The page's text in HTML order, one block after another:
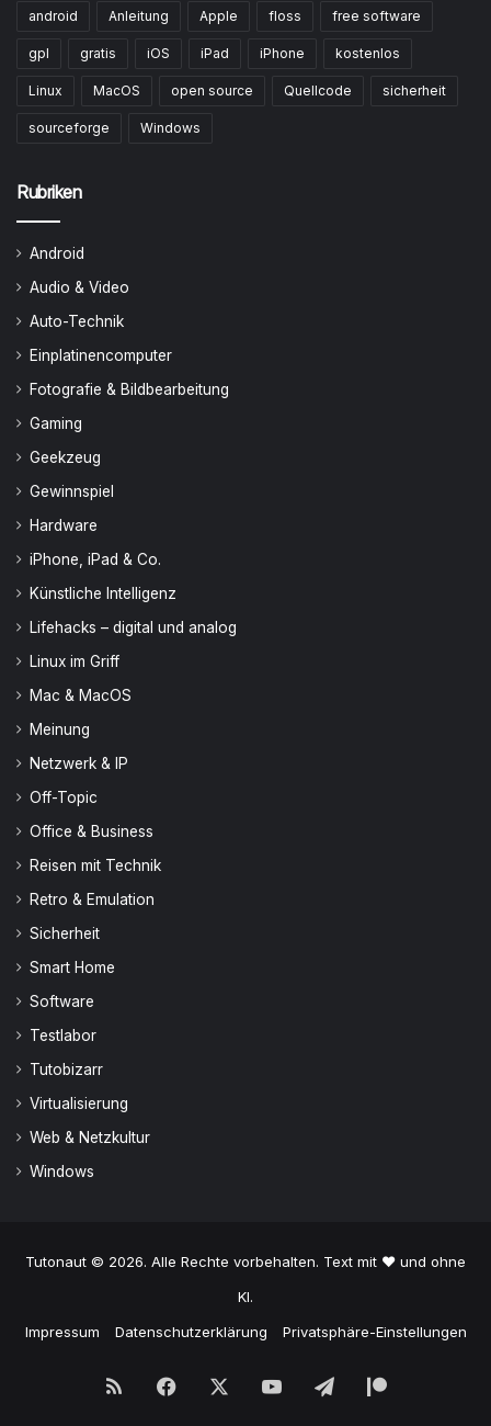
android Anleitung Apple floss free software
gpl gratis iOS iPad iPhone kostenlos
Linux MacOS open source Quellcode sicherheit
sourceforge Windows
Rubriken
Android
Audio & Video
Auto-Technik
Einplatinencomputer
Fotografie & Bildbearbeitung
Gaming
Geekzeug
Gewinnspiel
Hardware
iPhone, iPad & Co.
Künstliche Intelligenz
Lifehacks – digital und analog
Linux im Griff
Mac & MacOS
Meinung
Netzwerk & IP
Off-Topic
Office & Business
Reisen mit Technik
Retro & Emulation
Sicherheit
Smart Home
Software
Testlabor
Tutobizarr
Virtualisierung
Web & Netzkultur
Windows
Tutonaut © 2026. Alle Rechte vorbehalten. Text mit ♥ und ohne
KI.
Impressum
Datenschutzerklärung Privatsphäre-Einstellungen
RSS Facebook YouTubeTelegramPatreon